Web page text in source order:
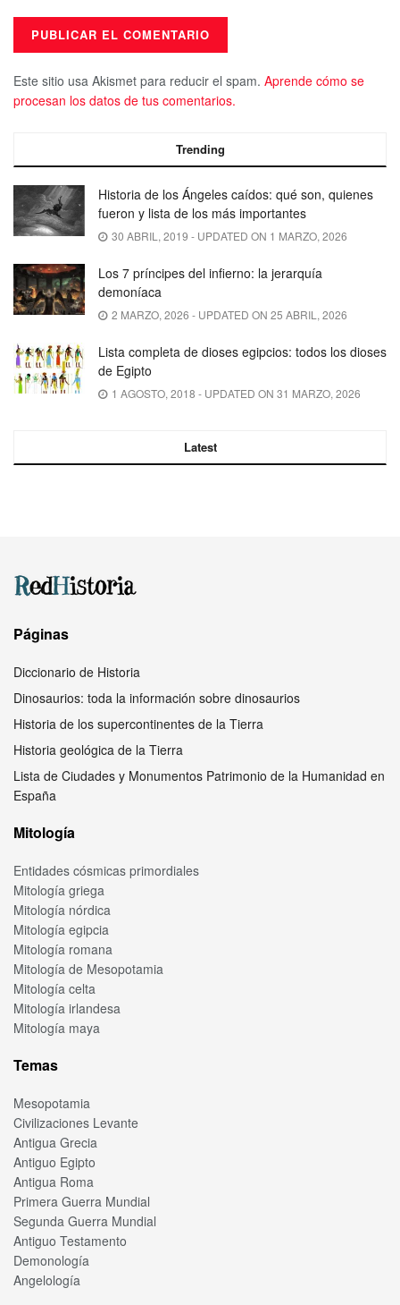
Este sitio usa Akismet para reducir el spam. Aprende cómo se
procesan los datos de tus comentarios.
Trending
Historia de los Ángeles caídos: qué son, quienes
fueron y lista de los más importantes
30 ABRIL, 2019 - UPDATED ON 1 MARZO, 2026
Los 7 príncipes del infierno: la jerarquía
demoníaca
2 MARZO, 2026 - UPDATED ON 25 ABRIL, 2026
Lista completa de dioses egipcios: todos los dioses
de Egipto
1 AGOSTO, 2018 - UPDATED ON 31 MARZO, 2026
Latest
Páginas
Diccionario de Historia
Dinosaurios: toda la información sobre dinosaurios
Historia de los supercontinentes de la Tierra
Historia geológica de la Tierra
Lista de Ciudades y Monumentos Patrimonio de la Humanidad en
España
Mitología
Entidades cósmicas primordiales
Mitología griega
Mitología nórdica
Mitología egipcia
Mitología romana
Mitología de Mesopotamia
Mitología celta
Mitología irlandesa
Mitología maya
Temas
Mesopotamia
Civilizaciones Levante
Antigua Grecia
Antiguo Egipto
Antigua Roma
Primera Guerra Mundial
Segunda Guerra Mundial
Antiguo Testamento
Demonología
Angelología